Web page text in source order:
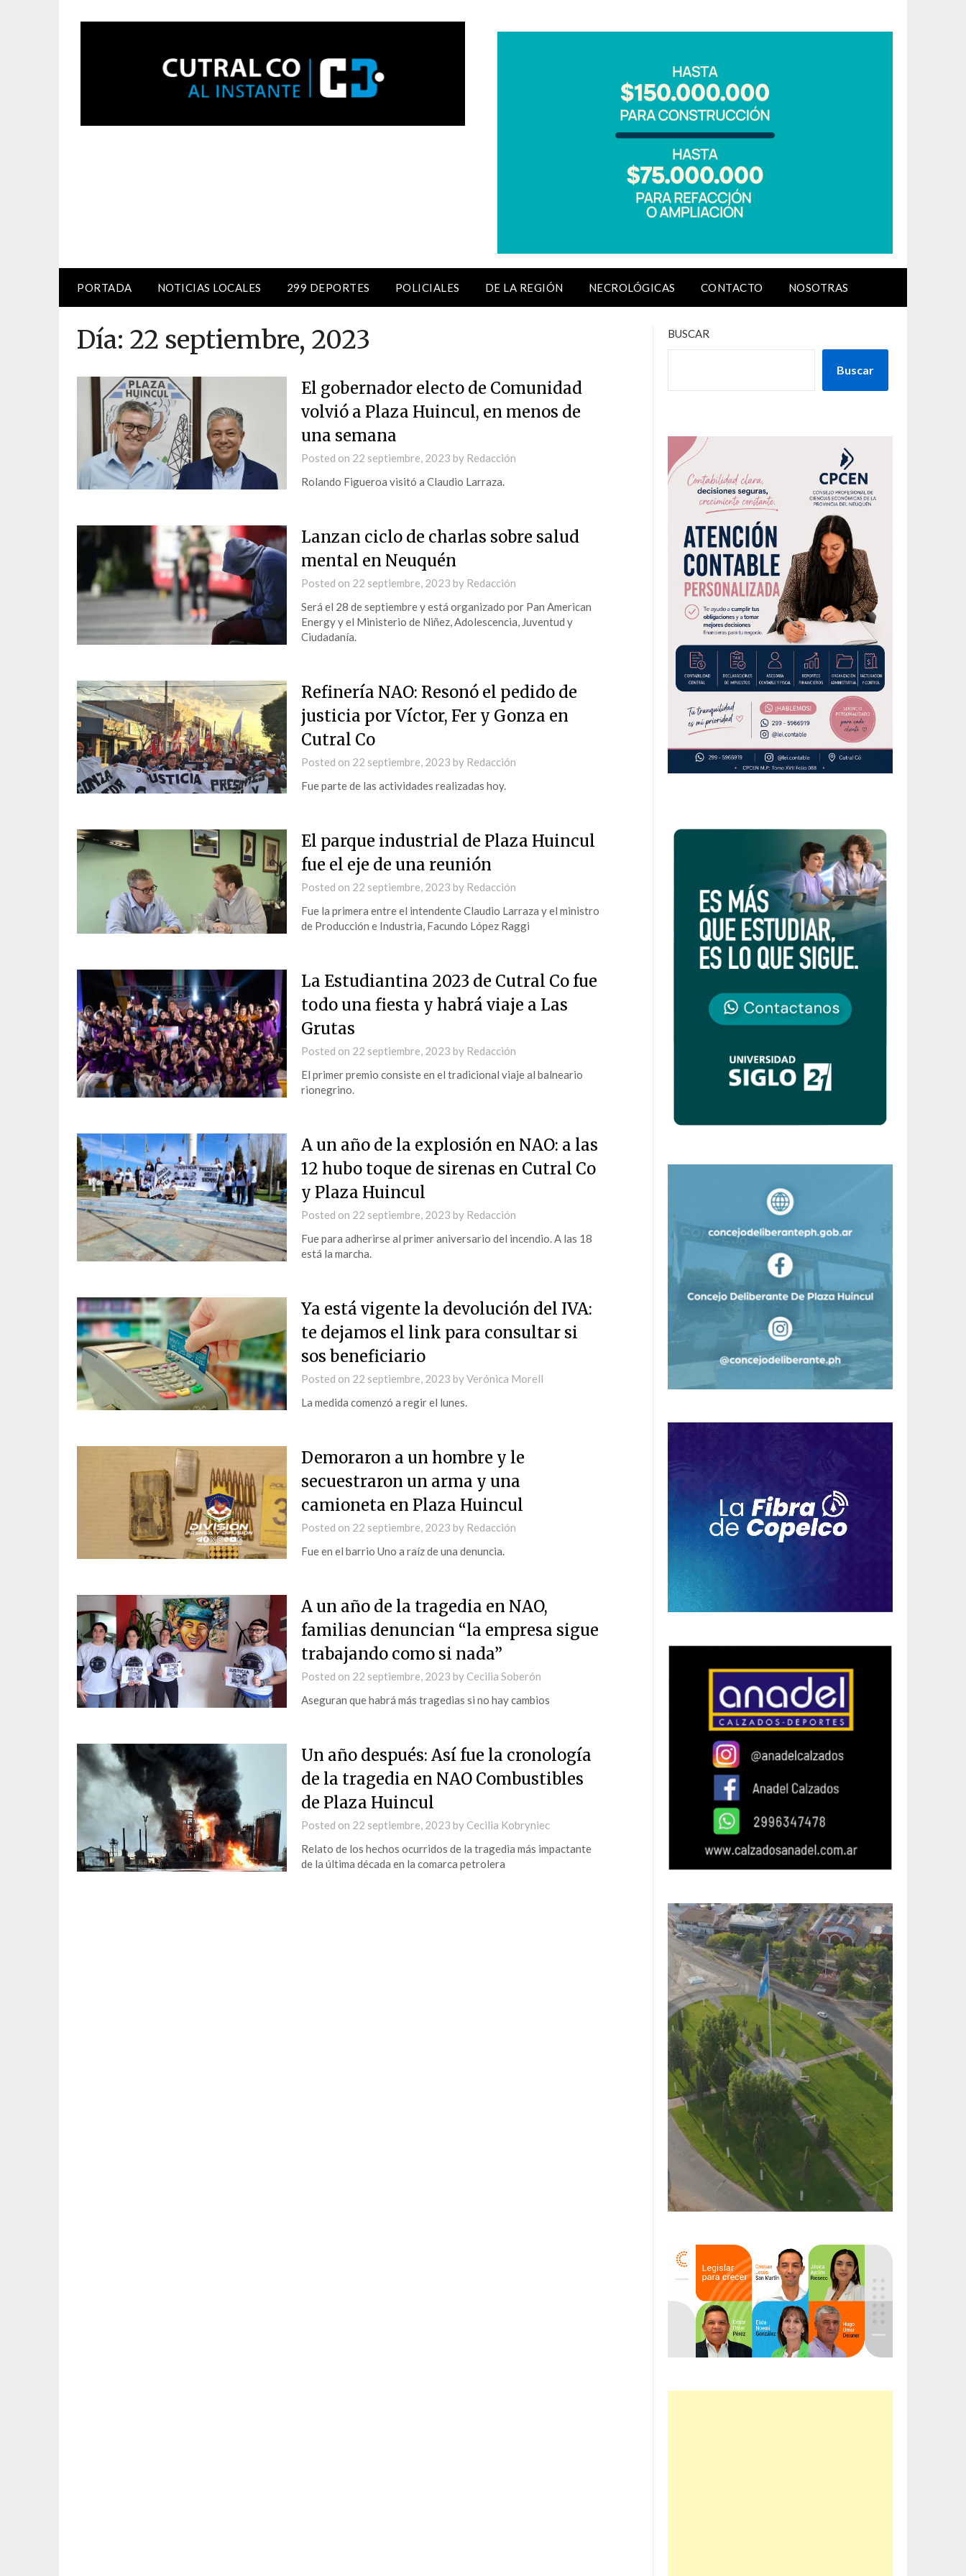
PORTADA NOTICIAS LOCALES 299 DEPORTES POLICIALES DE LA REGIÓN NECROLÓGICAS CONTACTO NOSOTRAS
Día: 22 septiembre, 2023
El gobernador electo de Comunidad
volvió a Plaza Huincul, en menos de
una semana
Posted on 22 septiembre, 2023 by Redacción
Rolando Figueroa visitó a Claudio Larraza.
Lanzan ciclo de charlas sobre salud
mental en Neuquén
Posted on 22 septiembre, 2023 by Redacción
Será el 28 de septiembre y está organizado por Pan American
Energy y el Ministerio de Niñez, Adolescencia, Juventud y
Ciudadanía.
Refinería NAO: Resonó el pedido de
justicia por Víctor, Fer y Gonza en
Cutral Co
Posted on 22 septiembre, 2023 by Redacción
Fue parte de las actividades realizadas hoy.
El parque industrial de Plaza Huincul
fue el eje de una reunión
Posted on 22 septiembre, 2023 by Redacción
Fue la primera entre el intendente Claudio Larraza y el ministro
de Producción e Industria, Facundo López Raggi
La Estudiantina 2023 de Cutral Co fue
todo una fiesta y habrá viaje a Las
Grutas
Posted on 22 septiembre, 2023 by Redacción
El primer premio consiste en el tradicional viaje al balneario
rionegrino.
A un año de la explosión en NAO: a las
12 hubo toque de sirenas en Cutral Co
y Plaza Huincul
Posted on 22 septiembre, 2023 by Redacción
Fue para adherirse al primer aniversario del incendio. A las 18
está la marcha.
Ya está vigente la devolución del IVA:
te dejamos el link para consultar si
sos beneficiario
Posted on 22 septiembre, 2023 byVerónica Morell
La medida comenzó a regir el lunes.
Demoraron a un hombre y le
secuestraron un arma y una
camioneta en Plaza Huincul
Posted on 22 septiembre, 2023 by Redacción
Fue en el barrio Uno a raíz de una denuncia.
A un año de la tragedia en NAO,
familias denuncian “la empresa sigue
trabajando como si nada”
Posted on 22 septiembre, 2023 by Cecilia Soberón
Aseguran que habrá más tragedias si no hay cambios
Un año después: Así fue la cronología
de la tragedia en NAO Combustibles
de Plaza Huincul
Posted on 22 septiembre, 2023 by Cecilia Kobryniec
Relato de los hechos ocurridos de la tragedia más impactante
de la última década en la comarca petrolera
BUSCAR
Buscar